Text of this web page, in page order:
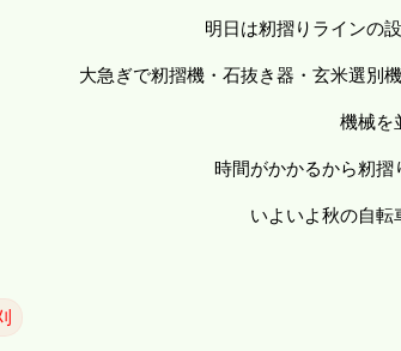
明日は籾摺りラインの
大急ぎで籾摺機・石抜き器・玄米選別
機械を
時間がかかるから籾摺
いよいよ秋の自転